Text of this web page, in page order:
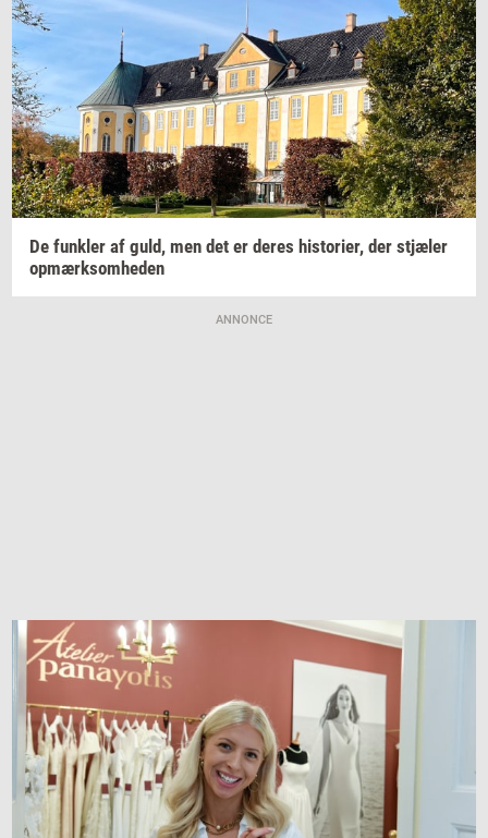
De funk­ler af guld, men det er deres hi­sto­ri­er, der stjæ­ler
op­mærk­som­he­den
ANNONCE